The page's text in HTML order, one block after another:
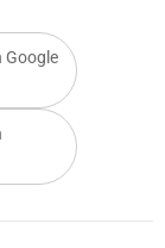
Google
3